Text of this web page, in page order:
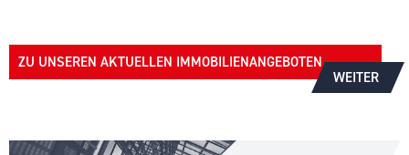
ZU UNSEREN AKTUELLEN IMMOBILIENANGEBOTEN
WEITER